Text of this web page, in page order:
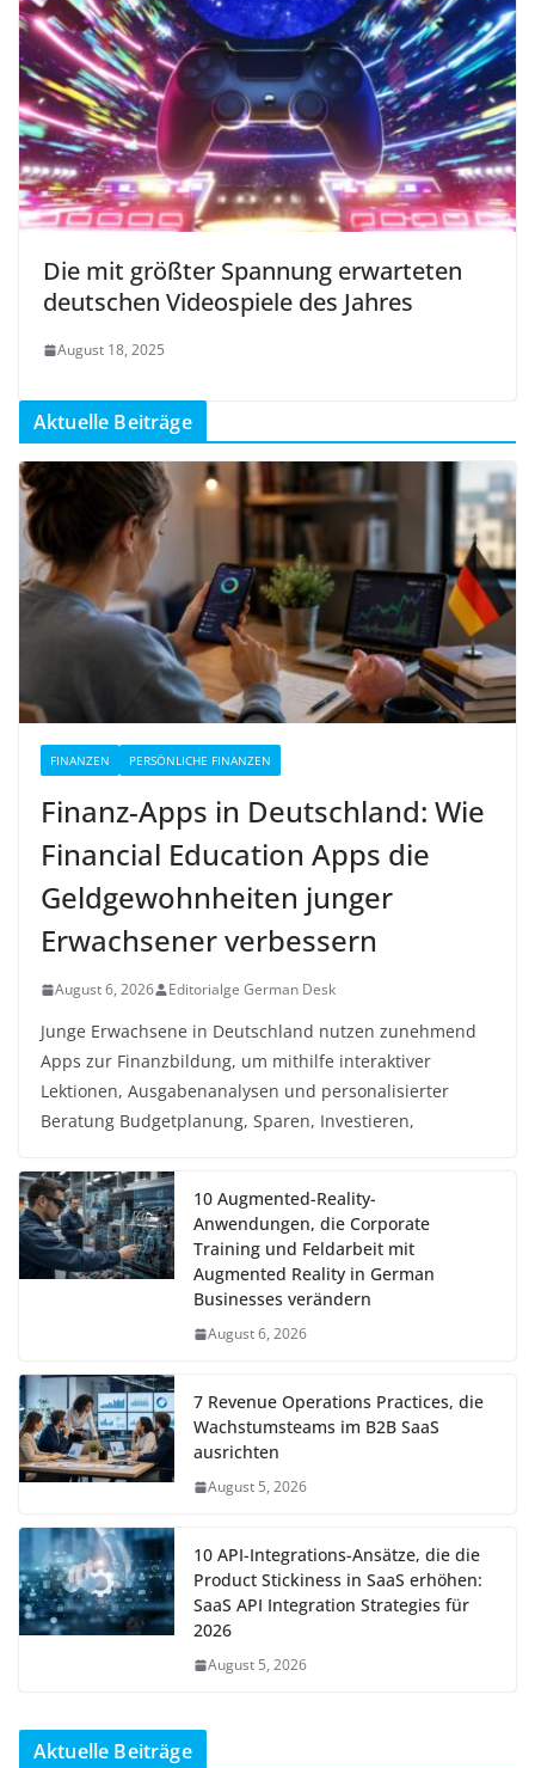
Die mit größter Spannung erwarteten
deutschen Videospiele des Jahres
August 18, 2025
Aktuelle Beiträge
FINANZEN PERSÖNLICHE FINANZEN
Finanz-Apps in Deutschland: Wie
Financial Education Apps die
Geldgewohnheiten junger
Erwachsener verbessern
August 6, 2026 Editorialge German Desk
Junge Erwachsene in Deutschland nutzen zunehmend
Apps zur Finanzbildung, um mithilfe interaktiver
Lektionen, Ausgabenanalysen und personalisierter
Beratung Budgetplanung, Sparen, Investieren,
10 Augmented-Reality-
Anwendungen, die Corporate
Training und Feldarbeit mit
Augmented Reality in German
Businesses verändern
August 6, 2026
7 Revenue Operations Practices, die
Wachstumsteams im B2B SaaS
ausrichten
August 5, 2026
10 API-Integrations-Ansätze, die die
Product Stickiness in SaaS erhöhen:
SaaS API Integration Strategies für
2026
August 5, 2026
Aktuelle Beiträge